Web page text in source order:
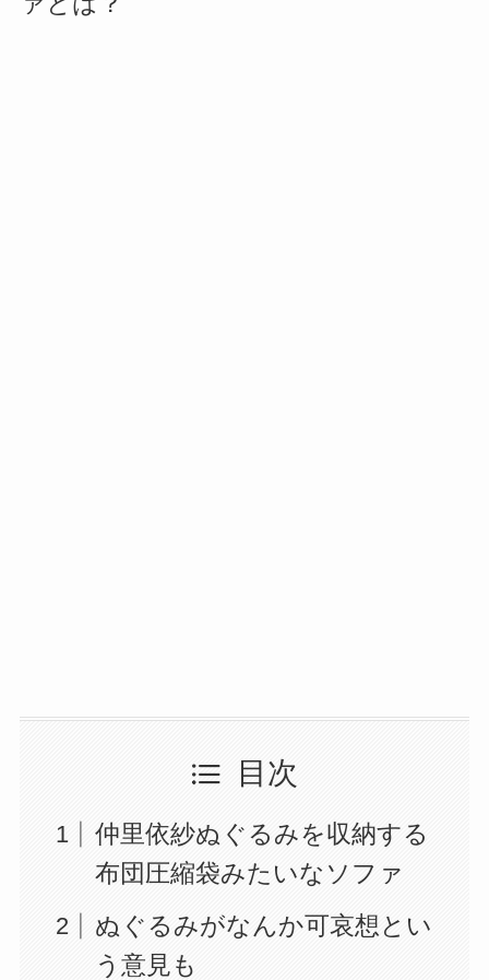
目次
仲里依紗ぬぐるみを収納する
布団圧縮袋みたいなソファ
ぬぐるみがなんか可哀想とい
う意見も